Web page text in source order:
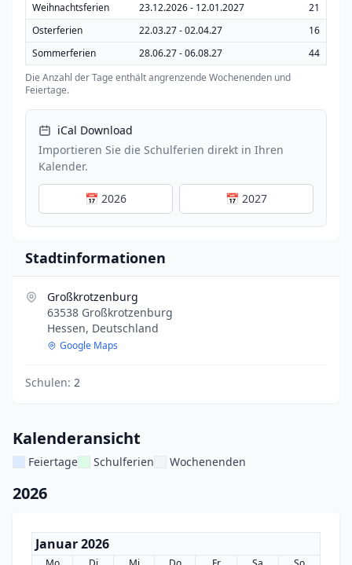
Weihnachtsferien
23.12.2026 - 12.01.2027
21
Osterferien
22.03.27 - 02.04.27
16
Sommerferien
28.06.27 - 06.08.27
44
Die Anzahl der Tage enthält angrenzende Wochenenden und
Feiertage.
iCal Download
Importieren Sie die Schulferien direkt in Ihren
Kalender.
📅 2026 📅 2027
Stadtinformationen
Großkrotzenburg
63538 Großkrotzenburg
Hessen, Deutschland
Google Maps
Schulen: 2
Kalenderansicht
Feiertage Schulferien Wochenenden
2026
Januar 2026